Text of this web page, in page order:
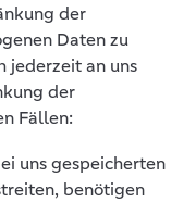
der
Daten zu
jederzeit an uns
der
Fällen:
uns gespeicherten
benötigen